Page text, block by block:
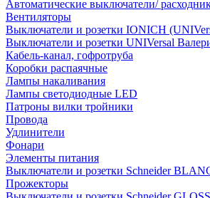
Автоматические выключатели/
Вентиляторы
Выключатели и розетки IONICH
Выключатели и розетки UNIVersal
Кабель-канал, гофротруба
Коробки распаячные
Лампы накаливания
Лампы светодиодные LED
Патроны вилки тройники
Провода
Удлинители
Фонари
Элементы питания
Выключатели и розетки Schneider
Прожекторы